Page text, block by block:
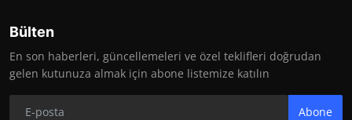
Bülten
En son haberleri, güncellemeleri ve özel teklifleri doğrudan
gelen kutunuza almak için abone listemize katılın
Abone